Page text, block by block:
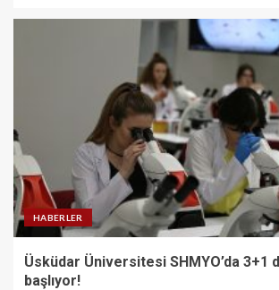
HABERLER
Üsküdar Üniversitesi SHMYO’da 3+1
başlıyor!